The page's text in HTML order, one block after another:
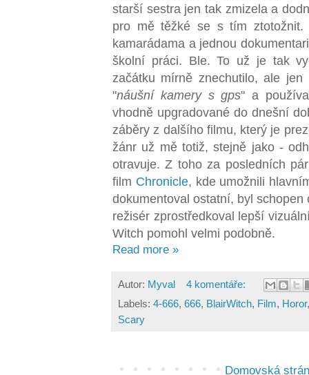
starší sestra jen tak zmizela a
pro mě těžké se s tím
kamarádama a jednou
školní práci. Ble. To už je tak
začátku mírně znechutilo, ale
"náušní kamery s gps" a
vhodně upgradované do dnešní
záběry z dalšího filmu, který je
žánr už mě totiž, stejně jako -
otravuje. Z toho za posledních
film Chronicle, kde umožnili
dokumentoval ostatní, byl
režisér zprostředkoval lepší
Witch pomohl velmi podobně.
Read more »
Autor: Myval
4 komentáře:
Labels: 4-666, 666, BlairWitch, Film, Horor
Scary
Domovská